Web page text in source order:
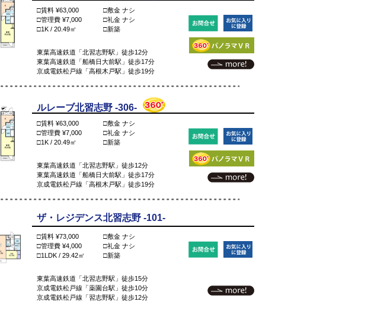
□賃料 ¥63,000
□敷金 ナシ
□管理費 ¥7,000
□礼金 ナシ
□1K / 20.49㎡
□新築
東葉高速鉄道「北習志野駅」徒歩12分
東葉高速鉄道「船橋日大前駅」徒歩17分
京成電鉄松戸線「高根木戸駅」徒歩19分
ルレーブ北習志野 -306-
□賃料 ¥63,000
□敷金 ナシ
□管理費 ¥7,000
□礼金 ナシ
□1K / 20.49㎡
□新築
東葉高速鉄道「北習志野駅」徒歩12分
東葉高速鉄道「船橋日大前駅」徒歩17分
京成電鉄松戸線「高根木戸駅」徒歩19分
ザ・レジデンス北習志野 -101-
□賃料 ¥73,000
□敷金 ナシ
□管理費 ¥4,000
□礼金 ナシ
□1LDK / 29.42㎡
□新築
東葉高速鉄道「北習志野駅」徒歩15分
京成電鉄松戸線「薬園台駅」徒歩10分
京成電鉄松戸線「習志野駅」徒歩12分